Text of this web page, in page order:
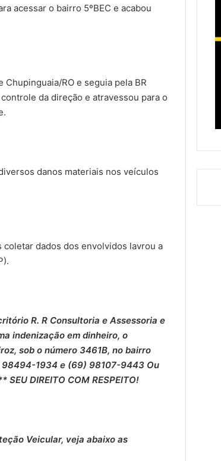
acessar o bairro 5ºBEC e acabou
RO e seguia pela BR
da direção e atravessou para o
danos materiais nos veículos
coletar dados dos envolvidos lavrou a
R. R Consultoria e Assessoria e
indenização em dinheiro, o
sob o número 3461B, no bairro
98494-1934 e (69) 98107-9443 Ou
DIREITO COM RESPEITO!
Veicular, veja abaixo as